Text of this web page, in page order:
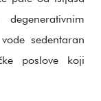
sedentaran
poslove koji